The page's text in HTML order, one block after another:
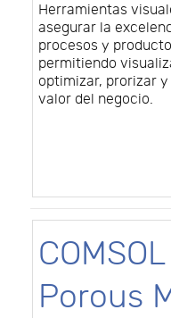
Herramientas
asegurar la
procesos y
permitiendo
optimizar, prorizar
valor del negocio.
COMSOL
Porous